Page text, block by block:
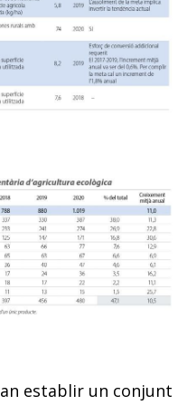
establir un conjunt